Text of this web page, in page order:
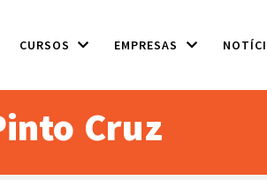
CURSOS EMPRESAS
Cruz